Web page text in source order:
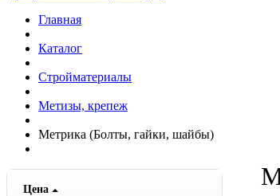
Главная
Каталог
Стройматериалы
Метизы, крепеж
Метрика (Болты, гайки, шайбы)
Цена